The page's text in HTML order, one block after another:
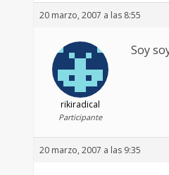
20 marzo, 2007 a las 8:55
rikiradical
Participante
Soy
20 marzo, 2007 a las 9:35